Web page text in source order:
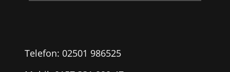
Telefon: 02501 986525